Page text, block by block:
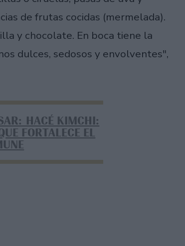
de frutas cocidas (mermelada).
y chocolate. En boca tiene la
dulces, sedosos y envolventes",
HACÉ KIMCHI:
FORTALECE EL